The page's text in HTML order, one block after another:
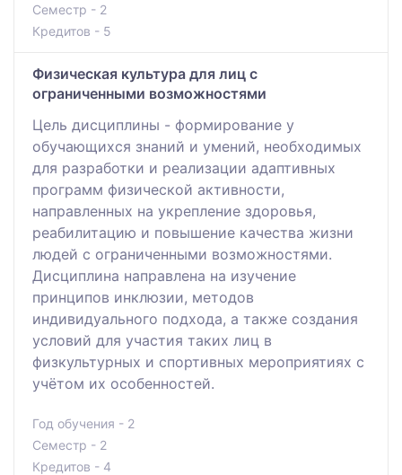
Семестр - 2
Кредитов - 5
Физическая культура для лиц с
ограниченными возможностями
Цель дисциплины - формирование у
обучающихся знаний и умений, необходимых
для разработки и реализации адаптивных
программ физической активности,
направленных на укрепление здоровья,
реабилитацию и повышение качества жизни
людей с ограниченными возможностями.
Дисциплина направлена на изучение
принципов инклюзии, методов
индивидуального подхода, а также создания
условий для участия таких лиц в
физкультурных и спортивных мероприятиях с
учётом их особенностей.
Год обучения - 2
Семестр - 2
Кредитов - 4